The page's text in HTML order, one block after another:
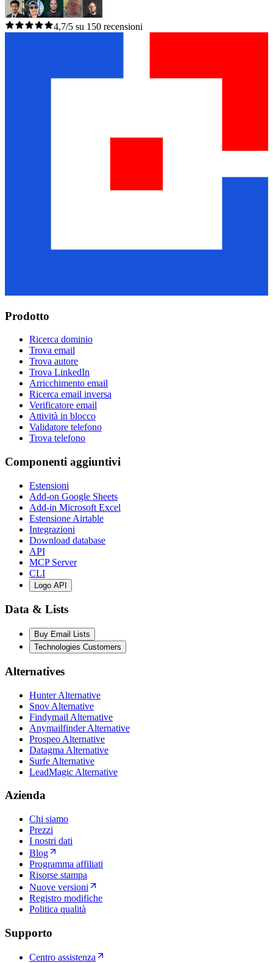
4,7/5 su 150 recensioni
Prodotto
Ricerca dominio
Trova email
Trova autore
Trova LinkedIn
Arricchimento email
Ricerca email inversa
Verificatore email
Attività in blocco
Validatore telefono
Trova telefono
Componenti aggiuntivi
Estensioni
Add-on Google Sheets
Add-in Microsoft Excel
Estensione Airtable
Integrazioni
Download database
API
MCP Server
CLI
Logo API
Data & Lists
Buy Email Lists
Technologies Customers
Alternatives
Hunter Alternative
Snov Alternative
Findymail Alternative
Anymailfinder Alternative
Prospeo Alternative
Datagma Alternative
Surfe Alternative
LeadMagic Alternative
Azienda
Chi siamo
Prezzi
I nostri dati
Blog
Programma affiliati
Risorse stampa
Nuove versioni
Registro modifiche
Politica qualità
Supporto
Centro assistenza